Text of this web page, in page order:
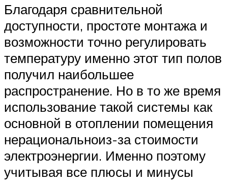
Благодаря сравнительной
доступности, простоте монтажа и
возможности точно регулировать
температуру именно этот тип полов
получил наибольшее
распространение. Но в то же время
использование такой системы как
основной в отоплении помещения
нерациональноиз-за стоимости
электроэнергии. Именно поэтому
учитывая все плюсы и минусы